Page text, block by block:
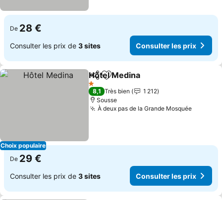
De 28 €
Consulter les prix de 3 sites Consulter les prix
Choix populaire
PartagerAjouter à mes favoris
Hôtel Medina
1 Étoiles
8,1 Très bien
1 212
Sousse
À deux pas de la Grande Mosquée
De 29 €
Consulter les prix de 3 sites Consulter les prix